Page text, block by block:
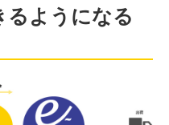
るようになる